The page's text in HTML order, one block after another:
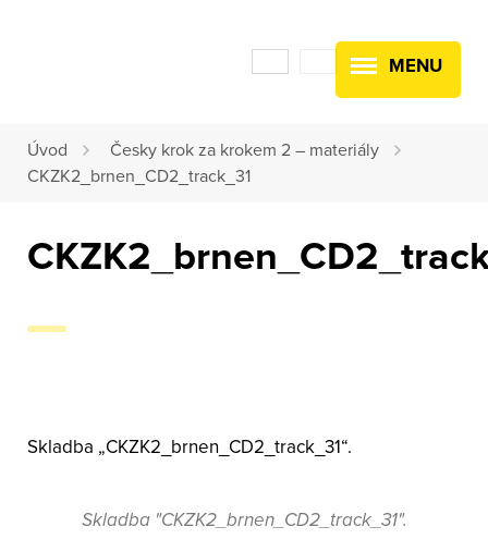
MENU
Úvod
Česky krok za krokem 2 – materiály
CKZK2_brnen_CD2_track_31
Skladba „CKZK2_brnen_CD2_track_31“.
Skladba "CKZK2_brnen_CD2_track_31".